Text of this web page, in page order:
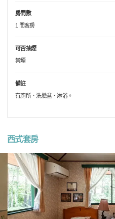
房間數
1 間客房
可否抽煙
禁煙
備註
有廁所、洗臉盆、淋浴。
西式套房